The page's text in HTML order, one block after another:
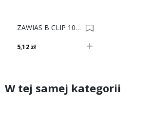
ZAWIAS B CLIP 100' DW 71M2750 0001506
5,12 zł
W tej samej kategorii